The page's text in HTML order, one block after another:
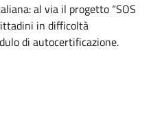
al via il progetto “SOS
in difficoltà
di autocertificazione.